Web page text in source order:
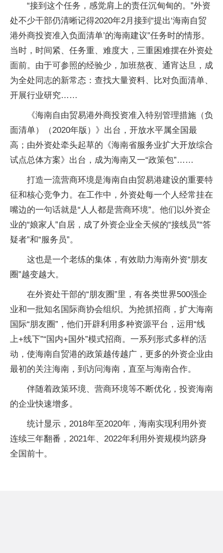
“接到这个任务，感觉肩上的责任沉甸甸的。”外资
处不少干部仍清晰记得2020年2月接到“提出‘海南自贸
港外商投资准入负面清单’的海南建议”任务时的情形。
当时，时间紧、任务重、难度大，三重困难摆在外资处
面前。由于可参照的经验少，加班熬夜、通宵达旦，成
为全处同志的新常态：查找大量资料、比对负面清单、
开展行业研究……
《海南自由贸易港外商投资准入特别管理措施（负
面清单）（2020年版）》出台，开放水平属全国最
高；由外资处牵头起草的《海南省服务业扩大开放综合
试点总体方案》出台，成为海南又一“政策包”……
打造一流营商环境是海南自由贸易港建设的重要特
征和核心竞争力。在工作中，外资处每一个人经常挂在
嘴边的一句话就是“人人都是营商环境”。他们以外资企
业的“娘家人”自居，成了外资企业全天候的“接线员”“答
疑者”和“服务员”。
这也是一个老练的集体，有效助力海南外资“朋友
圈”越变越大。
在外资处干部的“朋友圈”里，有各类世界500强企
业和一批知名国际商协会组织。为抢抓招商，扩大海南
国际“朋友圈”，他们开辟利用多种资源平台，运用“线
上+线下”“国内+国外”模式招商。一系列形式多样的活
动，使海南自贸港的政策越传越广，更多的外资企业由
最初的关注海南，到访问海南，直至与海南合作。
伴随着政策环境、营商环境等不断优化，投资海南
的企业快速增多。
统计显示，2018年至2020年，海南实现利用外资
连续三年翻番，2021年、2022年利用外资规模均跻身
全国前十。